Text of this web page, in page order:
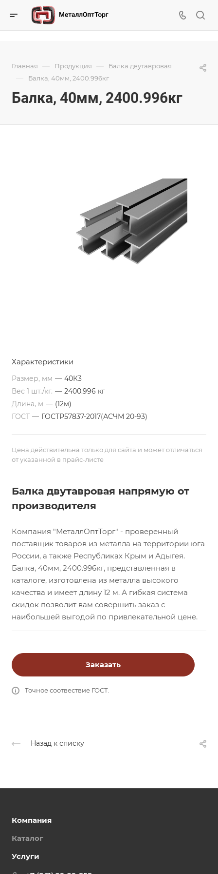
Главная — Продукция — Балка двутавровая
— Балка, 40мм, 2400.996кг
Балка, 40мм, 2400.996кг
Характеристики
Размер, мм — 40К3
Вес 1 шт./кг. — 2400.996 кг
Длина, м — (12м)
ГОСТ — ГОСТР57837-2017(АСЧМ 20-93)
Цена действительна только для сайта и может отличаться
от указанной в прайс-листе
Балка двутавровая напрямую от
производителя
Компания "МеталлОптТорг" - проверенный
поставщик товаров из металла на территории юга
России, а также Республиках Крым и Адыгея.
Балка, 40мм, 2400.996кг, представленная в
каталоге, изготовлена из металла высокого
качества и имеет длину 12 м. А гибкая система
скидок позволит вам совершить заказ с
наибольшей выгодой по привлекательной цене.
Заказать
Точное соотвествие ГОСТ.
Назад к списку
Компания
Каталог
Услуги